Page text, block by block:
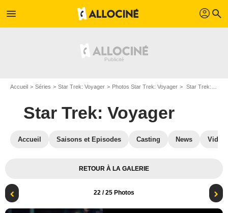
menu profil search
Accueil Séries Star Trek: Voyager Photos Star Trek: Voyager Star Trek: Voyager : Photo Jeri Ryan
Star Trek: Voyager
Accueil Saisons et Episodes Casting News
RETOUR À LA GALERIE
22 / 25 Photos